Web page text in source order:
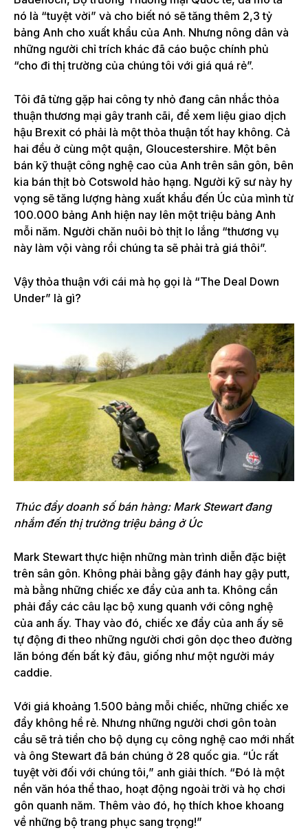
nó là “tuyệt vời” và cho biết nó sẽ tăng thêm 2,3 tỷ
bảng Anh cho xuất khẩu của Anh. Nhưng nông dân và
những người chỉ trích khác đã cáo buộc chính phủ
“cho đi thị trường của chúng tôi với giá quá rẻ”.
Tôi đã từng gặp hai công ty nhỏ đang cân nhắc thỏa
thuận thương mại gây tranh cãi, để xem liệu giao dịch
hậu Brexit có phải là một thỏa thuận tốt hay không. Cả
hai đều ở cùng một quận, Gloucestershire. Một bên
bán kỹ thuật công nghệ cao của Anh trên sân gôn, bên
kia bán thịt bò Cotswold hảo hạng. Người kỹ sư này hy
vọng sẽ tăng lượng hàng xuất khẩu đến Úc của mình từ
100.000 bảng Anh hiện nay lên một triệu bảng Anh
mỗi năm. Người chăn nuôi bò thịt lo lắng “thương vụ
này làm vội vàng rồi chúng ta sẽ phải trả giá thôi”.
Vậy thỏa thuận với cái mà họ gọi là “The Deal Down
Under” là gì?
Thúc đẩy doanh số bán hàng: Mark Stewart đang
nhắm đến thị trường triệu bảng ở Úc
Mark Stewart thực hiện những màn trình diễn đặc biệt
trên sân gôn. Không phải bằng gậy đánh hay gậy putt,
mà bằng những chiếc xe đẩy của anh ta. Không cần
phải đẩy các câu lạc bộ xung quanh với công nghệ
của anh ấy. Thay vào đó, chiếc xe đẩy của anh ấy sẽ
tự động đi theo những người chơi gôn dọc theo đường
lăn bóng đến bất kỳ đâu, giống như một người máy
caddie.
Với giá khoảng 1.500 bảng mỗi chiếc, những chiếc xe
đẩy không hề rẻ. Nhưng những người chơi gôn toàn
cầu sẽ trả tiền cho bộ dụng cụ công nghệ cao mới nhất
và ông Stewart đã bán chúng ở 28 quốc gia. “Úc rất
tuyệt vời đối với chúng tôi,” anh giải thích. “Đó là một
nền văn hóa thể thao, hoạt động ngoài trời và họ chơi
gôn quanh năm. Thêm vào đó, họ thích khoe khoang
về những bộ trang phục sang trọng!”